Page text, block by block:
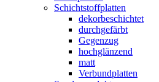
Schichtstoffplatten
dekorbeschichtet
durchgefärbt
Gegenzug
hochglänzend
matt
Verbundplatten